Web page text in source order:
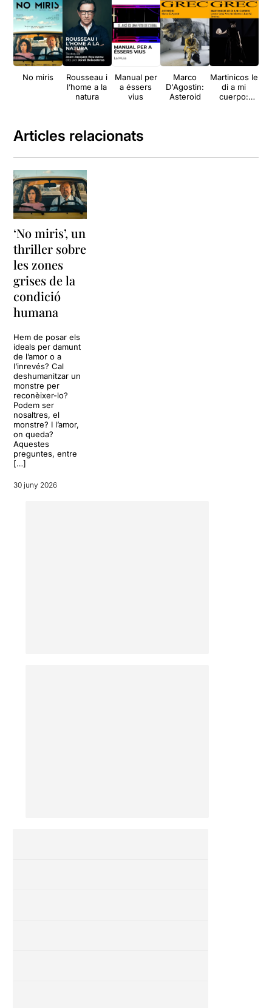
No miris
Rousseau i
l’home a la
natura
Manual per
a éssers
vius
Marco
D'Agostin:
Asteroid
Martinicos le
di a mi
cuerpo:
Articles relacionats
‘No miris’, un
thriller sobre
les zones
grises de la
condició
humana
Hem de posar els
ideals per damunt
de l’amor o a
l’inrevés? Cal
deshumanitzar un
monstre per
reconèixer-lo?
Podem ser
nosaltres, el
monstre? I l’amor,
on queda?
Aquestes
preguntes, entre
[…]
30 juny 2026